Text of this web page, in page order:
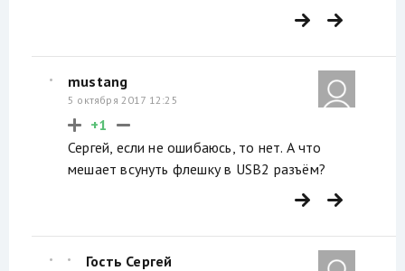
mustang
5 октября 2017 12:25
+1
Сергей, если не ошибаюсь, то нет. А что
мешает всунуть флешку в USB2 разъём?
Гость Сергей